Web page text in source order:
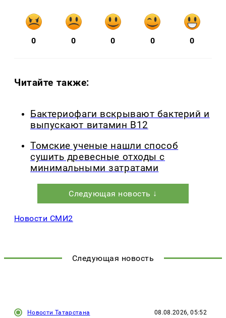
0 0 0 0 0
Читайте также:
Бактериофаги вскрывают бактерий и
выпускают витамин B12
Томские ученые нашли способ
сушить древесные отходы с
минимальными затратами
Следующая новость ↓
Новости СМИ2
Следующая новость
Новости Татарстана 08.08.2026, 05:52